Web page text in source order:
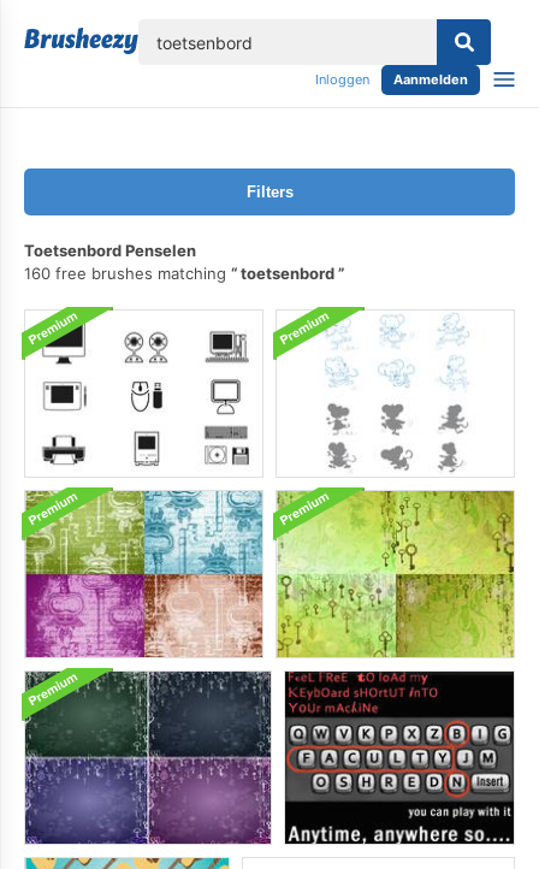
Inloggen Aanmelden
Filters
Toetsenbord Penselen
160 free brushes matching
toetsenbord